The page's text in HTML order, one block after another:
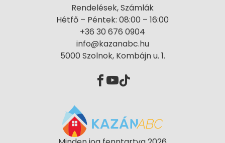
Rendelések, Számlák
Hétfő – Péntek: 08:00 – 16:00
+36 30 676 0904
info@kazanabc.hu
5000 Szolnok, Kombájn u. 1.